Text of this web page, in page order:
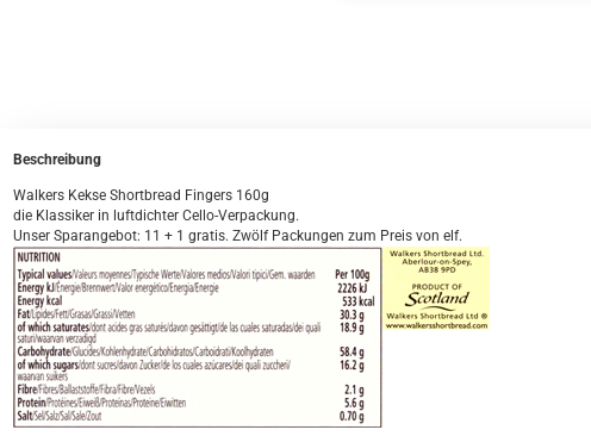
Beschreibung
Walkers Kekse Shortbread Fingers 160g
die Klassiker in luftdichter Cello-Verpackung.
Unser Sparangebot: 11 + 1 gratis. Zwölf Packungen zum Preis von elf.